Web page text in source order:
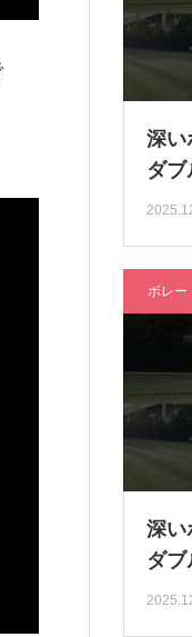
深い
ダ
ボレー
深い
ダ